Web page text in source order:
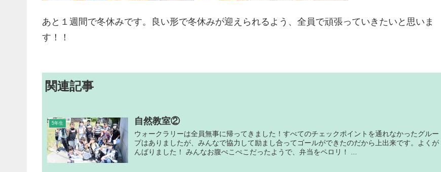
あと１週間で冬休みです。良い形で冬休みが迎えられるよう、全員で頑張っていきたいと思いま
す！！
関連記事
5年生 自然教室②
ウォークラリーは全員無事に帰ってきました！すべてのチェックポイントを通れなかったグルー
プはありましたが、みんなで協力して励まし合ってゴールができたのだから上出来です。よくが
んばりました！ みんなお腹ぺこぺこだったようで、弁当をペロリ！ ...